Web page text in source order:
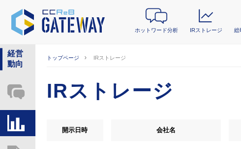
ホットワード分析 IRストレージ 総
経営
動向
ホットワード分析
トップページ IRストレージ
IRストレージ
開示日時 会社名